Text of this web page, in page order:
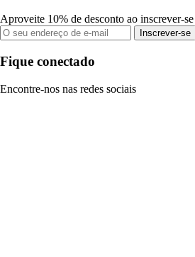
Aproveite 10% de desconto ao inscrever-
Inscrever-se
Fique conectado
Encontre-nos nas redes sociais